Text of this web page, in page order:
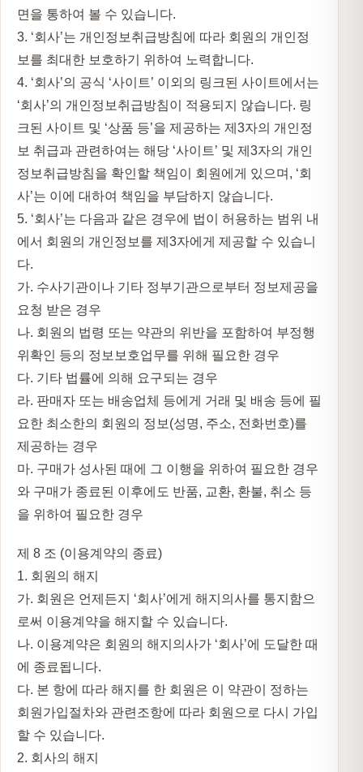
면을 통하여 볼 수 있습니다.
3. ‘회사’는 개인정보취급방침에 따라 회원의 개인정
보를 최대한 보호하기 위하여 노력합니다.
4. ‘회사’의 공식 ‘사이트’ 이외의 링크된 사이트에서는
‘회사’의 개인정보취급방침이 적용되지 않습니다. 링
크된 사이트 및 ‘상품 등’을 제공하는 제3자의 개인정
보 취급과 관련하여는 해당 ‘사이트’ 및 제3자의 개인
정보취급방침을 확인할 책임이 회원에게 있으며, ‘회
사’는 이에 대하여 책임을 부담하지 않습니다.
5. ‘회사’는 다음과 같은 경우에 법이 허용하는 범위 내
에서 회원의 개인정보를 제3자에게 제공할 수 있습니
다.
가. 수사기관이나 기타 정부기관으로부터 정보제공을
요청 받은 경우
나. 회원의 법령 또는 약관의 위반을 포함하여 부정행
위확인 등의 정보보호업무를 위해 필요한 경우
다. 기타 법률에 의해 요구되는 경우
라. 판매자 또는 배송업체 등에게 거래 및 배송 등에 필
요한 최소한의 회원의 정보(성명, 주소, 전화번호)를
제공하는 경우
마. 구매가 성사된 때에 그 이행을 위하여 필요한 경우
와 구매가 종료된 이후에도 반품, 교환, 환불, 취소 등
을 위하여 필요한 경우
제 8 조 (이용계약의 종료)
1. 회원의 해지
가. 회원은 언제든지 ‘회사’에게 해지의사를 통지함으
로써 이용계약을 해지할 수 있습니다.
나. 이용계약은 회원의 해지의사가 ‘회사’에 도달한 때
에 종료됩니다.
다. 본 항에 따라 해지를 한 회원은 이 약관이 정하는
회원가입절차와 관련조항에 따라 회원으로 다시 가입
할 수 있습니다.
2. 회사의 해지